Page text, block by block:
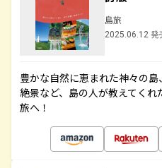
島旅
2025.06.12 発
豊かな自然に恵まれた神々の
絶景など、島の人が教えてく
旅へ！